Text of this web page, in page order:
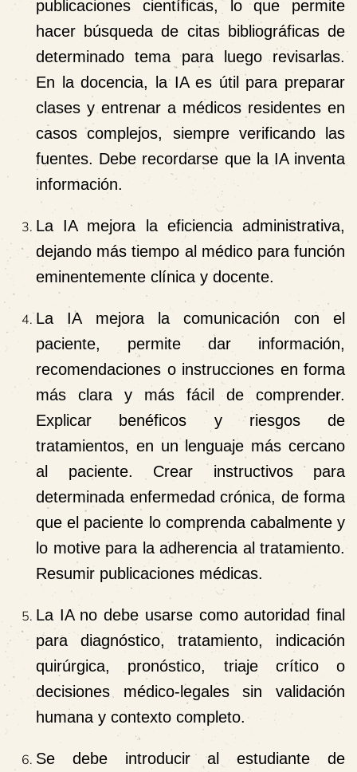
publicaciones científicas, lo que permite
hacer búsqueda de citas bibliográficas de
determinado tema para luego revisarlas.
En la docencia, la IA es útil para preparar
clases y entrenar a médicos residentes en
casos complejos, siempre verificando las
fuentes. Debe recordarse que la IA inventa
información.
La IA mejora la eficiencia administrativa,
dejando más tiempo al médico para función
eminentemente clínica y docente.
La IA mejora la comunicación con el
paciente, permite dar información,
recomendaciones o instrucciones en forma
más clara y más fácil de comprender.
Explicar benéficos y riesgos de
tratamientos, en un lenguaje más cercano
al paciente. Crear instructivos para
determinada enfermedad crónica, de forma
que el paciente lo comprenda cabalmente y
lo motive para la adherencia al tratamiento.
Resumir publicaciones médicas.
La IA no debe usarse como autoridad final
para diagnóstico, tratamiento, indicación
quirúrgica, pronóstico, triaje crítico o
decisiones médico-legales sin validación
humana y contexto completo.
Se debe introducir al estudiante de